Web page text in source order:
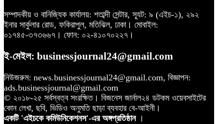
সম্পাদকীয় ও বানিজ্যিক কার্যালয়: শতাব্দী সেন্টার, স্যূট: ৯ (এইচ-১), ২৯২
ইনার সার্কুলার রোড, ফকিরাপুল, মতিঝিল, ঢাকা। মোবাইল:
০১৭৪৫-৩৭৩৬৬৭। ফোন: ০২-৪১০৭০২২৭।
ই-মেইল: businessjournal24@gmail.com
নিউজরুম: news.businessjournal24@gmail.com, বিজ্ঞাপন:
ads.businessjournal@gmail.com
© ২০১৮-২৫ সর্বস্বত্ব সংরক্ষিত। বিজনেস জার্নাল২৪ ডটকম ওয়েবসাইটের
কোন লেখা, ছবি, ভিডিও অনুমতি ছাড়া ব্যবহার বে-আইনী।
একটি 'এইচকে কমিউনিকেশনস'-এর অঙ্গপ্রতিষ্ঠান ।